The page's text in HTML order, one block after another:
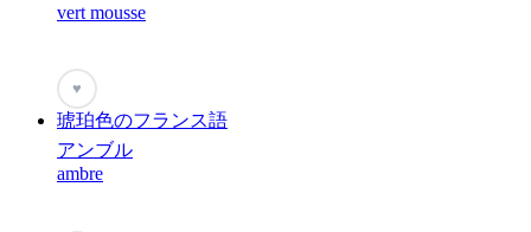
vert mousse
♥
琥珀色のフランス語
アンブル
ambre